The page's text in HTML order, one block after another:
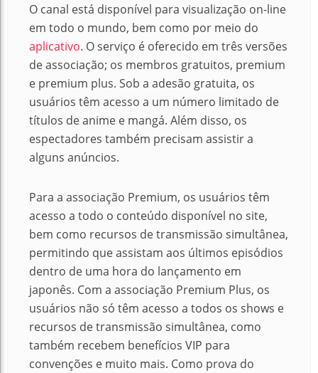
O canal está disponível para visualização on-line
em todo o mundo, bem como por meio do
aplicativo. O serviço é oferecido em três versões
de associação; os membros gratuitos, premium
e premium plus. Sob a adesão gratuita, os
usuários têm acesso a um número limitado de
títulos de anime e mangá. Além disso, os
espectadores também precisam assistir a
alguns anúncios.
Para a associação Premium, os usuários têm
acesso a todo o conteúdo disponível no site,
bem como recursos de transmissão simultânea,
permitindo que assistam aos últimos episódios
dentro de uma hora do lançamento em
japonês. Com a associação Premium Plus, os
usuários não só têm acesso a todos os shows e
recursos de transmissão simultânea, como
também recebem benefícios VIP para
convenções e muito mais. Como prova do